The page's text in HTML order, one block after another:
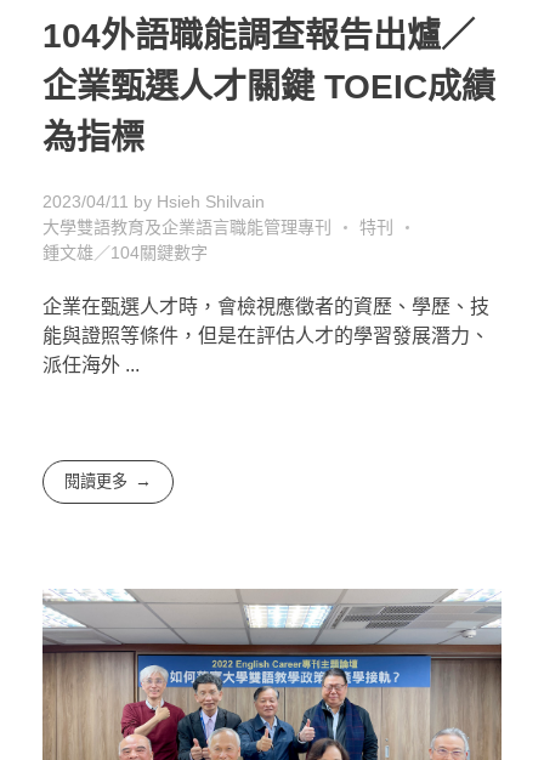
104外語職能調查報告出爐／
企業甄選人才關鍵 TOEIC成績
為指標
2023/04/11 by Hsieh Shilvain
大學雙語教育及企業語言職能管理專刊
特刊
鍾文雄／104關鍵數字
企業在甄選人才時，會檢視應徵者的資歷、學歷、技
能與證照等條件，但是在評估人才的學習發展潛力、
派任海外 ...
閱讀更多